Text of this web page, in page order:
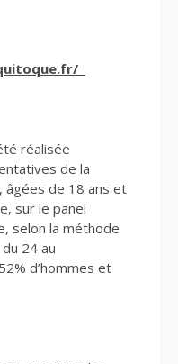
réalisée
de la
âgées de 18 ans et
sur le panel
selon la méthode
24 au
d’hommes et